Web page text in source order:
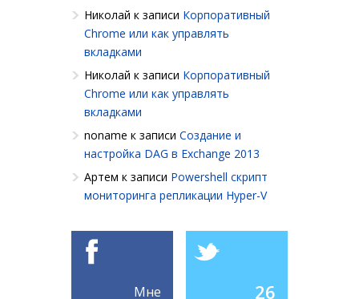
Николай к записи Корпоративный
Chrome или как управлять
вкладками
Николай к записи Корпоративный
Chrome или как управлять
вкладками
noname к записи Создание и
настройка DAG в Exchange 2013
Артем к записи Powershell cкрипт
мониторинга репликации Hyper-V
Мне
26